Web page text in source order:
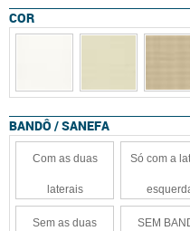
COR
BANDÔ / SANEFA
Com as duas
laterais
Só com a
Sem as duas SEM